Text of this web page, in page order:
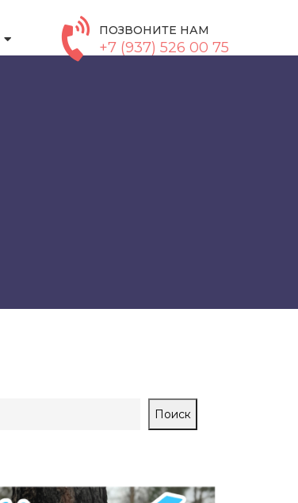
ПОЗВОНИТЕ НАМ
+7 (937) 526 00 75
Поиск